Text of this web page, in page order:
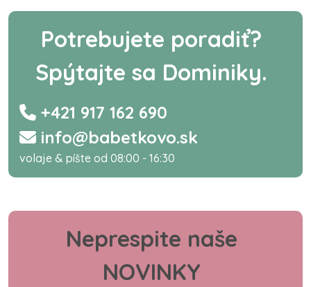
Potrebujete poradiť?
Spýtajte sa Dominiky.
+421 917 162 690
info@babetkovo.sk
volaje & píšte od 08:00 - 16:30
Neprespite naše
NOVINKY